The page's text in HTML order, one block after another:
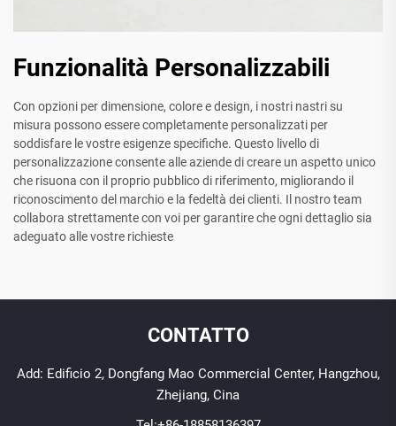
Funzionalità Personalizzabili
Con opzioni per dimensione, colore e design, i nostri nastri su
misura possono essere completamente personalizzati per
soddisfare le vostre esigenze specifiche. Questo livello di
personalizzazione consente alle aziende di creare un aspetto unico
che risuona con il proprio pubblico di riferimento, migliorando il
riconoscimento del marchio e la fedeltà dei clienti. Il nostro team
collabora strettamente con voi per garantire che ogni dettaglio sia
adeguato alle vostre richieste
CONTATTO
Add: Edificio 2, Dongfang Mao Commercial Center, Hangzhou,
Zhejiang, Cina